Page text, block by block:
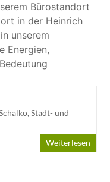
Bürostandort
in der Heinrich
unserem
Energien,
, Stadt- und
Weiterlesen